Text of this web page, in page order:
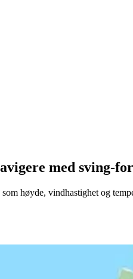
med sving-
høyde, vindhastighet og